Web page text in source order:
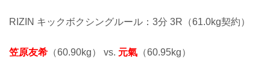
RIZIN キックボクシングルール：3分 3R（61.0kg契約）
笠原友希 （60.90kg） vs. 元氣 （60.95kg）